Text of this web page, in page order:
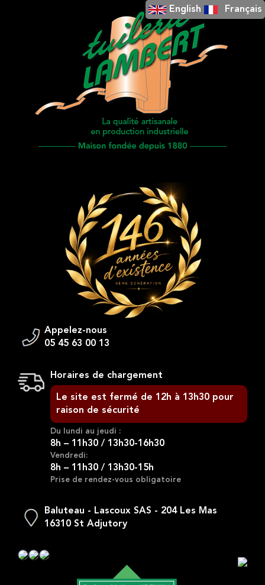
Appelez-nous
05 45 63 00 13
Horaires de chargement
Le site est fermé de 12h à 13h30 pour
raison de sécurité
Du lundi au jeudi :
8h – 11h30 / 13h30-16h30
Vendredi:
8h – 11h30 / 13h30-15h
Prise de rendez-vous obligatoire
Baluteau - Lascoux SAS - 204 Les Mas
16310 St Adjutory
English Français